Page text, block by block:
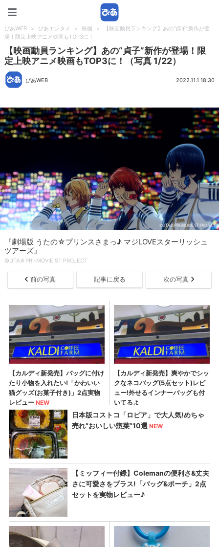
ぴあWEB > ぴあエンタメ > 映画 >
【映画動員ランキング】あの“貞子”新作が登
場！限定上映アニメ映画もTOP3に！
【映画動員ランキング】あの“貞子”新作が登場！限
定上映アニメ映画もTOP3に！（写真 1/22）
ぴあWEB 2022.11.1 18:30
『劇場版 うたの☆プリンスさまっ♪ マジLOVEスターリッシュ
ツアーズ』
©UTA☆PRI-MOVIE ST PROJECT
前の写真 記事に戻る 次の写真